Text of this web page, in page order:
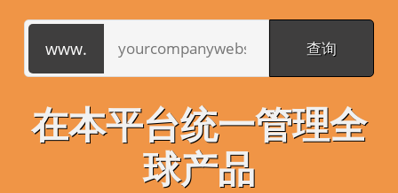
在本平台统一管理全
球产品